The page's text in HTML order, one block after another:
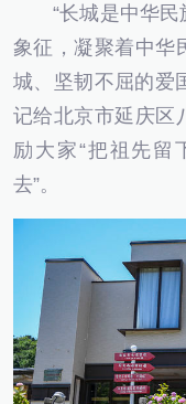
“长城是中华民
象征，凝聚着中华
城、坚韧不屈的爱
记给北京市延庆区
励大家“把祖先留
去”。